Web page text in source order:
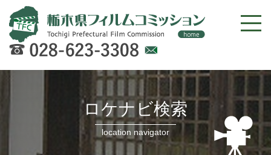
での
お問
い合
わせ
ロケナビ検索
location navigator